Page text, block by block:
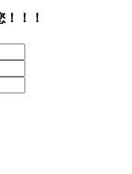
！！